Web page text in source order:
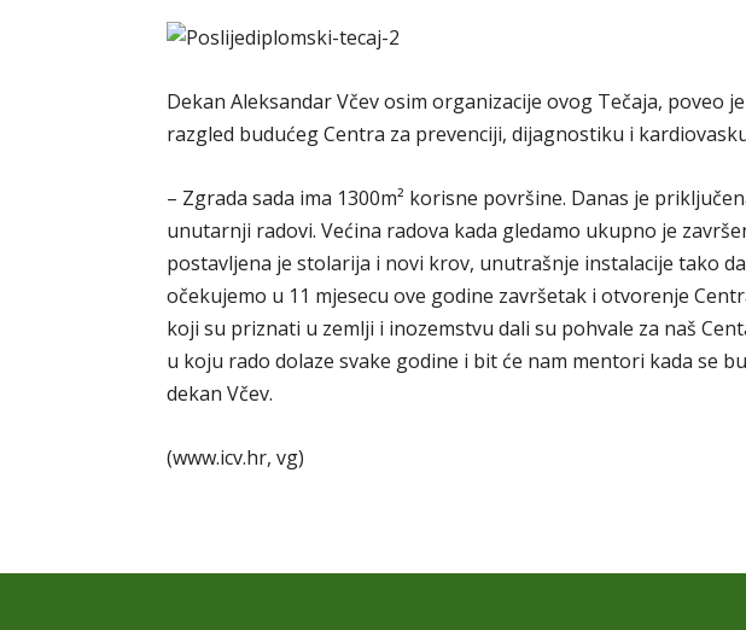
Dekan Aleksandar Včev osim organizacije ovog Tečaja, poveo
razgled budućeg Centra za prevenciji, dijagnostiku i
– Zgrada sada ima 1300m² korisne površine. Danas je
unutarnji radovi. Većina radova kada gledamo ukupno je
postavljena je stolarija i novi krov, unutrašnje instalacije tako
očekujemo u 11 mjesecu ove godine završetak i otvorenje
koji su priznati u zemlji i inozemstvu dali su pohvale za naš
u koju rado dolaze svake godine i bit će nam mentori kada se
dekan Včev.
(www.icv.hr, vg)